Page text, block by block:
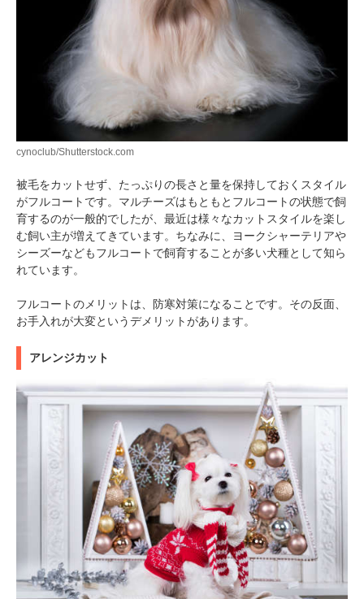
cynoclub/Shutterstock.com
被毛をカットせず、たっぷりの長さと量を保持しておくスタイル
がフルコートです。マルチーズはもともとフルコートの状態で飼
育するのが一般的でしたが、最近は様々なカットスタイルを楽し
む飼い主が増えてきています。ちなみに、ヨークシャーテリアや
シーズーなどもフルコートで飼育することが多い犬種として知ら
れています。
フルコートのメリットは、防寒対策になることです。その反面、
お手入れが大変というデメリットがあります。
アレンジカット